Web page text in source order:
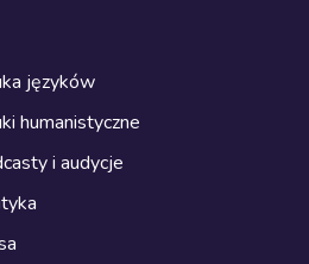
języków
humanistyczne
i audycje